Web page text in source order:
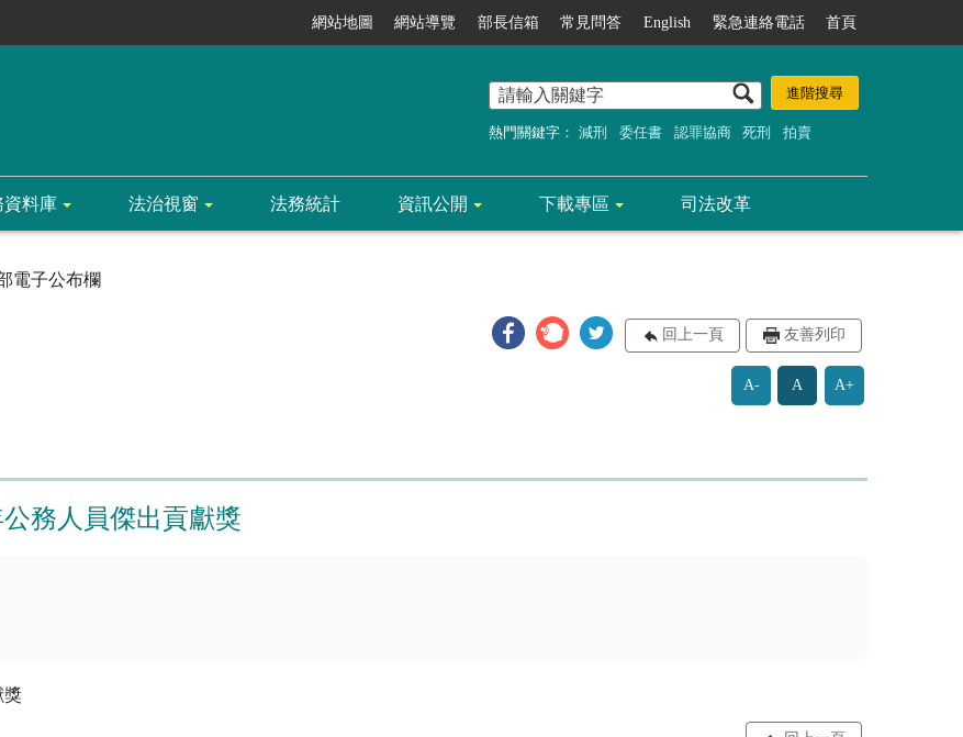
網站地圖 網站導覽 部長信箱 常見問答 English 緊急連絡電話 首頁
熱門關鍵字： 減刑 委任書 認罪協商 死刑 拍賣
資料庫 法治視窗 法務統計 資訊公開 下載專區 司法改革
電子公布欄
回上一頁 友善列印
A- A A+
務人員傑出貢獻獎
獎